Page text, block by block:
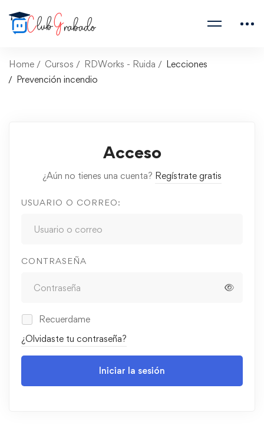
Home Cursos RDWorks - Ruida
Lecciones
Prevención incendio
Acceso
¿Aún no tienes una cuenta? Regístrate gratis
USUARIO O CORREO:
CONTRASEÑA
Recuerdame
¿Olvidaste tu contraseña?
Iniciar la sesión